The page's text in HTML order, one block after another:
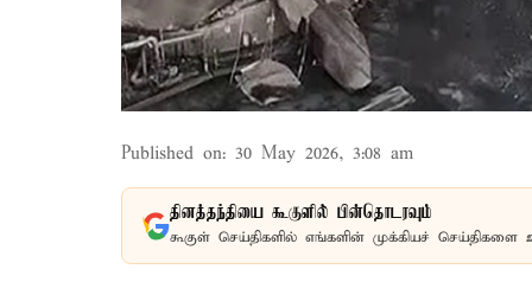
Published on: 30 May 2026, 3:08 am
தினத்தந்தியை கூகுளில் பின்தொடரவும்
கூகுள் செய்திகளில் எங்களின் முக்கியச் செய்திகளை